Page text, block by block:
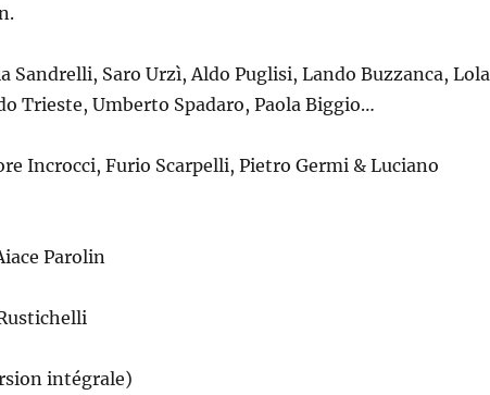
Sandrelli, Saro Urzì, Aldo Puglisi, Lando Buzzanca, Lola
Trieste, Umberto Spadaro, Paola Biggio…
Incrocci, Furio Scarpelli, Pietro Germi & Luciano
Parolin
intégrale)